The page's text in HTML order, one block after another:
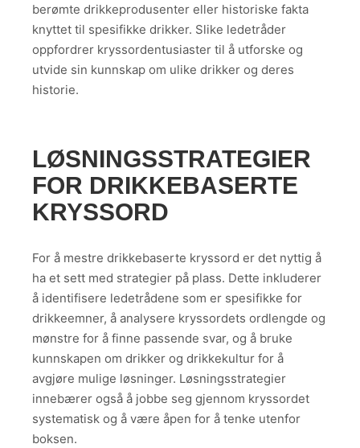
berømte drikkeprodusenter eller historiske fakta
knyttet til spesifikke drikker. Slike ledetråder
oppfordrer kryssordentusiaster til å utforske og
utvide sin kunnskap om ulike drikker og deres
historie.
LØSNINGSSTRATEGIER
FOR DRIKKEBASERTE
KRYSSORD
For å mestre drikkebaserte kryssord er det nyttig å
ha et sett med strategier på plass. Dette inkluderer
å identifisere ledetrådene som er spesifikke for
drikkeemner, å analysere kryssordets ordlengde og
mønstre for å finne passende svar, og å bruke
kunnskapen om drikker og drikkekultur for å
avgjøre mulige løsninger. Løsningsstrategier
innebærer også å jobbe seg gjennom kryssordet
systematisk og å være åpen for å tenke utenfor
boksen.